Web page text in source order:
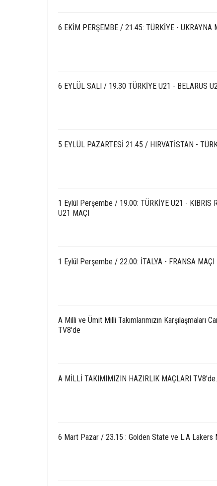
6 EKİM PERŞEMBE / 21.45: TÜRKİYE - UKRAYNA
6 EYLÜL SALI / 19.30 TÜRKİYE U21 - BELARUS
5 EYLÜL PAZARTESİ 21.45 / HIRVATİSTAN -
1 Eylül Perşembe / 19.00: TÜRKİYE U21 - KIBRIS
U21 MAÇI
1 Eylül Perşembe / 22.00: İTALYA - FRANSA MAÇI
A Milli ve Ümit Milli Takımlarımızın Karşılaşmaları
TV8'de
A MİLLİ TAKIMIMIZIN HAZIRLIK MAÇLARI
6 Mart Pazar / 23.15 : Golden State ve L.A Lakers